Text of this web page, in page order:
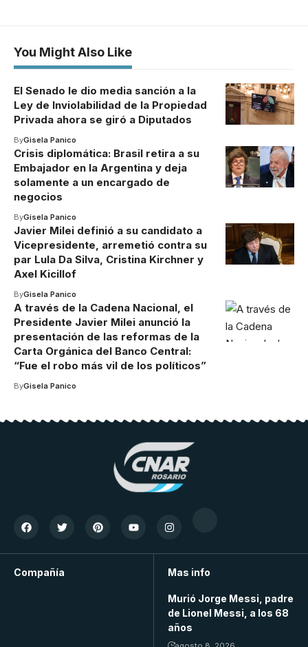
You Might Also Like
El Senado le dio media sanción a la
Ley de Inviolabilidad de la Propiedad
Privada ahora se giró a Diputados
ByGisela Panico
Crisis diplomática: Brasil retira a su
Embajador en la Argentina y deja
solamente a un encargado de
negocios
ByGisela Panico
Javier Milei definió a su candidato a
Vicepresidente, arremetió contra su
par Lula Da Silva, Cristina Kirchner y
Axel Kicillof
ByGisela Panico
A través de la Cadena Nacional, el
Presidente Javier Milei anunció la
presentación de las reformas de la
Carta Orgánica del Banco Central:
“Fue el robo más vil de los políticos”
ByGisela Panico
Compañía Mas info
Murió Jorge Messi, padre
de Lionel Messi, a los 68
años